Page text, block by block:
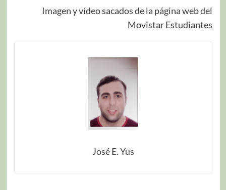
Imagen y vídeo sacados de la página web del
Movistar Estudiantes
José E. Yus